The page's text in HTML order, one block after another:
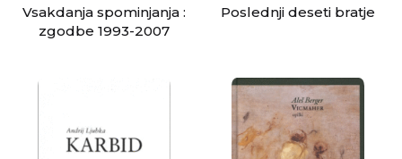
Vsakdanja spominjanja :
zgodbe 1993-2007
Poslednji deseti bratje